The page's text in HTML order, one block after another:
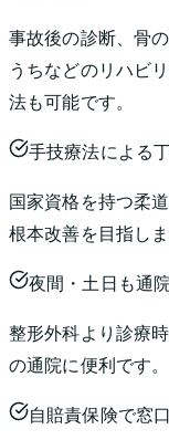
事故後の診断、骨
うちなどのリハビ
法も可能です。
手技療法による
国家資格を持つ柔
根本改善を目指しま
夜間・土日も通
整形外科より診療
の通院に便利です。
自賠責保険で窓